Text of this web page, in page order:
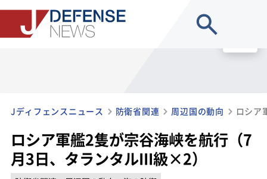
Jディフェンスニュース 防衛省関連 周辺国の動向
ロシア軍艦2隻が宗谷海峡を航行（7
月3日、タランタルIII級×2）